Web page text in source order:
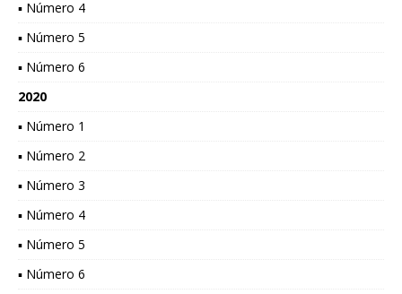
▪ Número 4
▪ Número 5
▪ Número 6
2020
▪ Número 1
▪ Número 2
▪ Número 3
▪ Número 4
▪ Número 5
▪ Número 6